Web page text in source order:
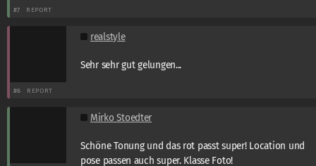
#7 REPORT
realstyle
Sehr sehr gut gelungen...
#6 REPORT
Mirko Stoedter
Schöne Tonung und das rot passt super! Location und
pose passen auch super. Klasse Foto!